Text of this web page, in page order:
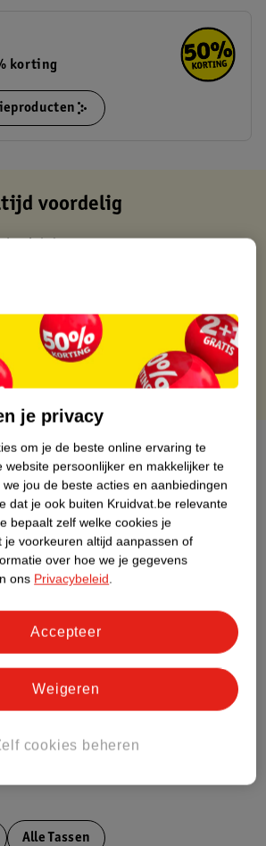
korting
voordelig
22:00 uur besteld, volgende dag in huis
vanaf 50.00
je Kruidvat kaart
Impact Score.
Alle Tassen
je privacy
om je de beste online ervaring te
website persoonlijker en makkelijker te
jou de beste acties en aanbiedingen
dat je ook buiten Kruidvat.be relevante
bepaalt zelf welke cookies je
je voorkeuren altijd aanpassen of
over hoe we je gegevens
ons Privacybeleid.
cookies beheren
Weigeren
Accepteer